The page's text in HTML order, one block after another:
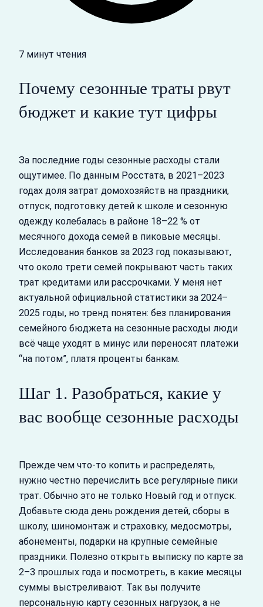
7 минут чтения
Почему сезонные траты рвут
бюджет и какие тут цифры
За последние годы сезонные расходы стали
ощутимее. По данным Росстата, в 2021–2023
годах доля затрат домохозяйств на праздники,
отпуск, подготовку детей к школе и сезонную
одежду колебалась в районе 18–22 % от
месячного дохода семей в пиковые месяцы.
Исследования банков за 2023 год показывают,
что около трети семей покрывают часть таких
трат кредитами или рассрочками. У меня нет
актуальной официальной статистики за 2024–
2025 годы, но тренд понятен: без планирования
семейного бюджета на сезонные расходы люди
всё чаще уходят в минус или переносят платежи
“на потом”, платя проценты банкам.
Шаг 1. Разобраться, какие у
вас вообще сезонные расходы
Прежде чем что‑то копить и распределять,
нужно честно перечислить все регулярные пики
трат. Обычно это не только Новый год и отпуск.
Добавьте сюда день рождения детей, сборы в
школу, шиномонтаж и страховку, медосмотры,
абонементы, подарки на крупные семейные
праздники. Полезно открыть выписку по карте за
2–3 прошлых года и посмотреть, в какие месяцы
суммы выстреливают. Так вы получите
персональную карту сезонных нагрузок, а не